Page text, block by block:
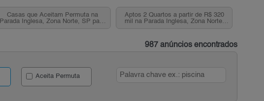
Casas que Aceitam Permuta na
Parada Inglesa, Zona Norte, SP para
Aptos 2 Quartos a partir de R$ 320
mil na Parada Inglesa, Zona Norte,
987 anúncios encontrados
Aceita Permuta